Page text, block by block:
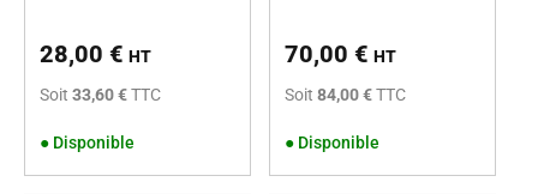
28,00 € HT
Soit 33,60 €TTC
● Disponible
70,00 € HT
Soit 84,00 €TTC
● Disponible